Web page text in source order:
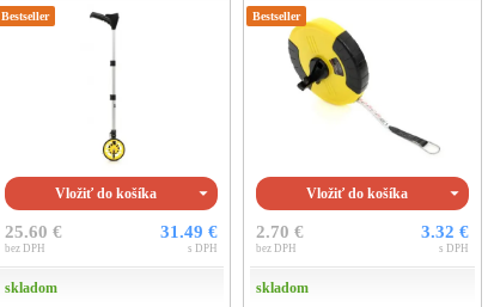
Bestseller
Vložiť do košíka
25.60 €
bez DPH
31.49 €
s DPH
skladom
Bestseller
Vložiť do košíka
2.70 €
bez DPH
3.32 €
s DPH
skladom